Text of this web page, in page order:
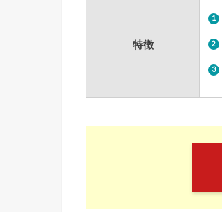
特徴